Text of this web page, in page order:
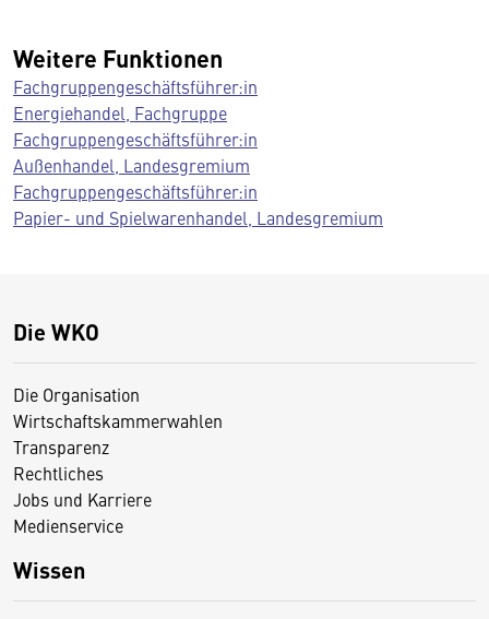
Weitere Funktionen
Fachgruppengeschäftsführer:in
Energiehandel, Fachgruppe
Fachgruppengeschäftsführer:in
Außenhandel, Landesgremium
Fachgruppengeschäftsführer:in
Papier- und Spielwarenhandel, Landesgremium
Die WKO
Die Organisation
Wirtschaftskammerwahlen
Transparenz
Rechtliches
Jobs und Karriere
Medienservice
Wissen